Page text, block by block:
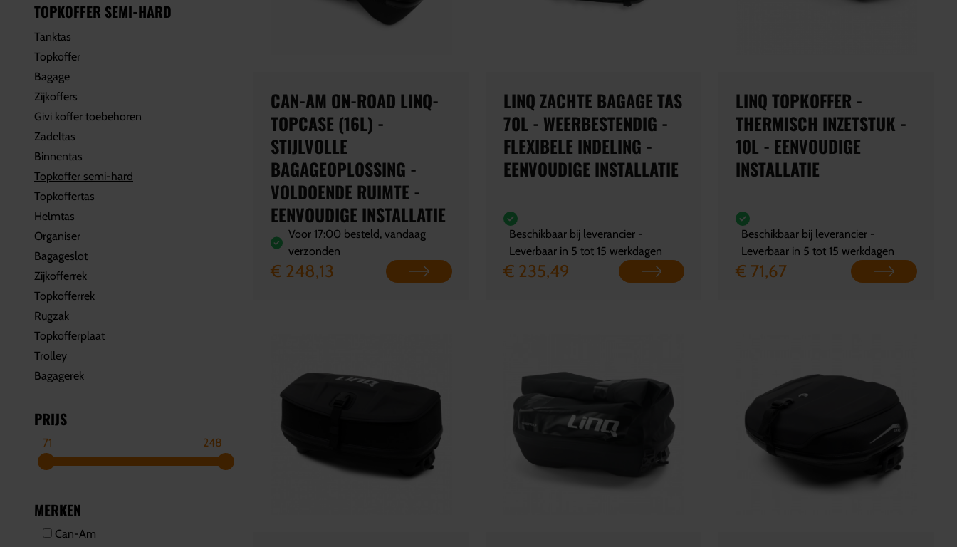
TOPKOFFER SEMI-HARD
Tanktas
Topkoffer
Bagage
Zijkoffers
Givi koffer toebehoren
Zadeltas
Binnentas
Topkoffer semi-hard
Topkoffertas
Helmtas
Organiser
Bagageslot
Zijkofferrek
Topkofferrek
Rugzak
Topkofferplaat
Trolley
Bagagerek
PRIJS
71 248
MERKEN
Can-Am
CAN-AM ON-ROAD LINQ-
TOPCASE (16L) -
STIJLVOLLE
BAGAGEOPLOSSING -
VOLDOENDE RUIMTE -
EENVOUDIGE INSTALLATIE
Voor 17:00 besteld, vandaag
verzonden
€ 248,13
LINQ ZACHTE BAGAGE TAS
70L - WEERBESTENDIG -
FLEXIBELE INDELING -
EENVOUDIGE INSTALLATIE
Beschikbaar bij leverancier -
Leverbaar in 5 tot 15 werkdagen
€ 235,49
LINQ TOPKOFFER -
THERMISCH INZETSTUK -
10L - EENVOUDIGE
INSTALLATIE
Beschikbaar bij leverancier -
Leverbaar in 5 tot 15 werkdagen
€ 71,67